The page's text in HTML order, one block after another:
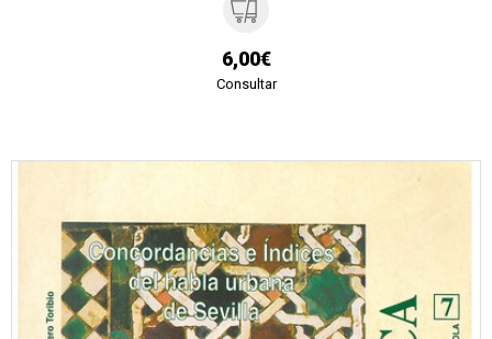
6,00€
Consultar